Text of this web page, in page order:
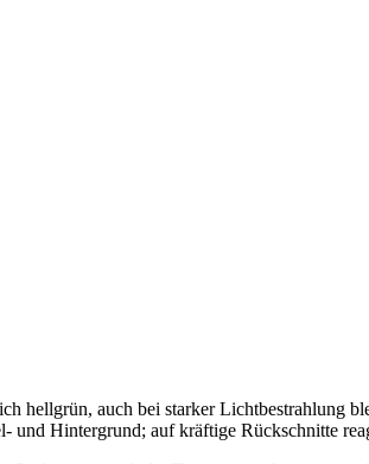
hellgrün, auch bei starker Lichtbestrahlung
und Hintergrund; auf kräftige Rückschnitte